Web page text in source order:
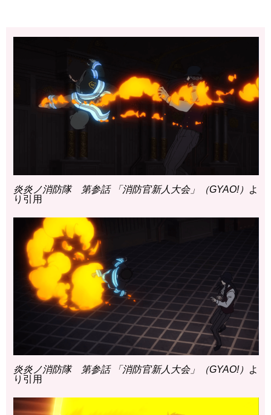
炎炎ノ消防隊 第参話 「消防官新人大会」（GYAO!）
よ
り引用
炎炎ノ消防隊 第参話 「消防官新人大会」（GYAO!）
よ
り引用